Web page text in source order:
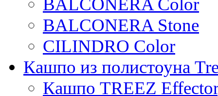
BALCONERA Color
BALCONERA Stone
CILINDRO Color
Кашпо из полистоуна
Кашпо TREEZ